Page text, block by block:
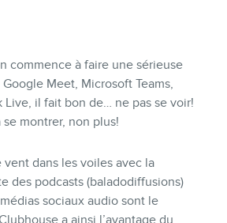
commence à faire une sérieuse
Meet, Microsoft Teams,
Live, il fait bon de… ne pas se voir!
se montrer, non plus!
vent dans les voiles avec la
des podcasts (baladodiffusions)
sociaux audio sont le
a ainsi l’avantage du